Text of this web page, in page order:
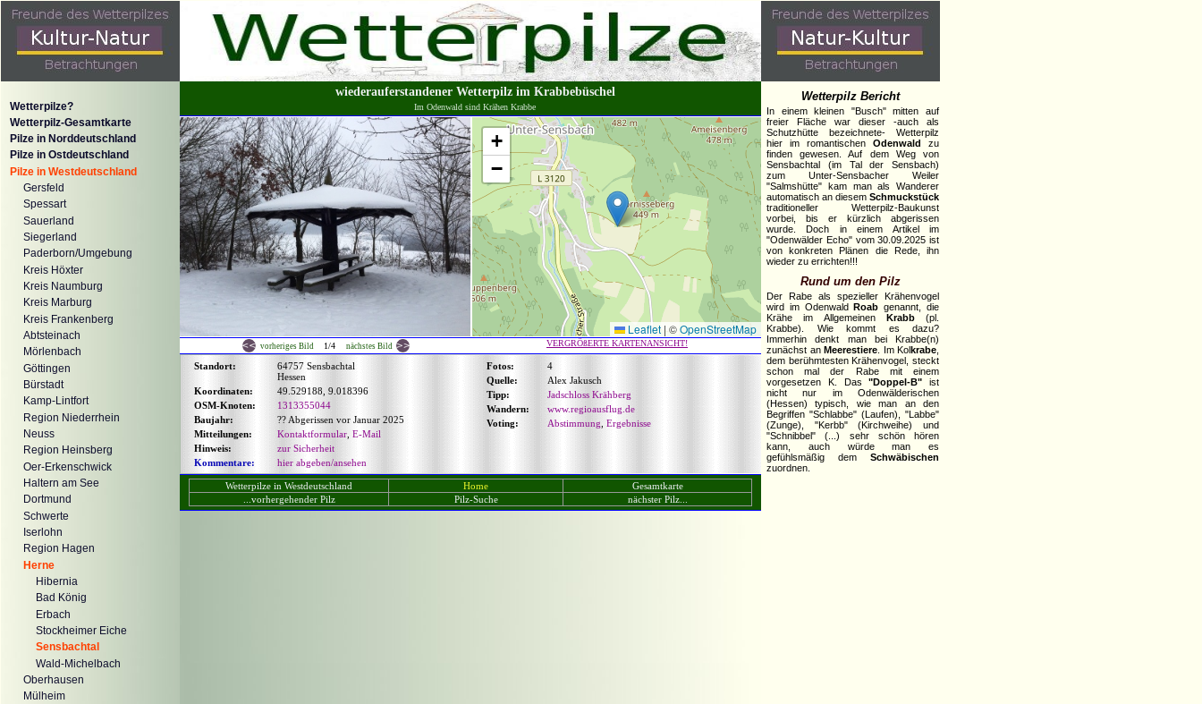
Wetterpilze?
Wetterpilz-Gesamtkarte
Pilze in Norddeutschland
Pilze in Ostdeutschland
Pilze in Westdeutschland
Gersfeld
Spessart
Sauerland
Siegerland
Paderborn/Umgebung
Kreis Höxter
Kreis Naumburg
Kreis Marburg
Kreis Frankenberg
Abtsteinach
Mörlenbach
Göttingen
Bürstadt
Kamp-Lintfort
Region Niederrhein
Neuss
Region Heinsberg
Oer-Erkenschwick
Haltern am See
Dortmund
Schwerte
Iserlohn
Region Hagen
Herne
Hibernia
Bad König
Erbach
Stockheimer Eiche
Sensbachtal
Wald-Michelbach
Oberhausen
Mülheim
wiederauferstandener Wetterpilz im Krabbebüschel
Im Odenwald sind Krähen Krabbe
+
−
Leaflet | ©OpenStreetMap
vorheriges Bild 1/4 nächstes Bild VERGRÖßERTE KARTENANSICHT!
Standort:
64757 Sensbachtal
Hessen
Koordinaten:
49.529188, 9.018396
OSM-Knoten:
1313355044
Baujahr:
?? Abgerissen vor Januar 2025
Mitteilungen:
Kontaktformular E-Mail
Hinweis:
zur Sicherheit
Kommentare:
hier abgeben/ansehen
Fotos:
4
Quelle:
Alex Jakusch
Tipp:
Jadschloss Krähberg
Wandern:
www.regioausflug.de
Voting:
Abstimmung Ergebnisse
Wetterpilze in Westdeutschland Home
Gesamtkarte
...vorhergehender Pilz
Pilz-Suche nächster Pilz...
Wetterpilz Bericht
In einem kleinen "Busch" mitten auf
freier Fläche war dieser -auch als
Schutzhütte bezeichnete- Wetterpilz
hier im romantischen Odenwald zu
finden gewesen. Auf dem Weg von
Sensbachtal (im Tal der Sensbach)
zum Unter-Sensbacher Weiler
"Salmshütte" kam man als Wanderer
automatisch an diesem Schmuckstück
traditioneller Wetterpilz-Baukunst
vorbei, bis er kürzlich abgerissen
wurde. Doch in einem Artikel im
"Odenwälder Echo" vom 30.09.2025 ist
von konkreten Plänen die Rede, ihn
wieder zu errichten!!!
Rund um den Pilz
Der Rabe als spezieller Krähenvogel
wird im OdenwaldRoab genannt, die
Krähe im Allgemeinen Krabb(pl.
Krabbe). Wie kommt es dazu?
Immerhin denkt man bei Krabbe(n)
zunächst an Meerestiere . Im Kolkrabe
dem berühmtesten Krähenvogel, steckt
schon mal der Rabe mit einem
vorgesetzen K. Das"Doppel-B" ist
nicht nur im Odenwälderischen
(Hessen) typisch, wie man an den
Begriffen "Schlabbe" (Laufen), "Labbe"
(Zunge), "Kerbb" (Kirchweihe) und
"Schnibbel" (...) sehr schön hören
kann, auch würde man es
gefühlsmäßig dem Schwäbischen
zuordnen.